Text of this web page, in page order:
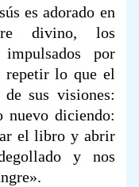
es adorado en
divino, los
por
repetir lo que el
sus visiones:
nuevo diciendo:
el libro y abrir
y nos